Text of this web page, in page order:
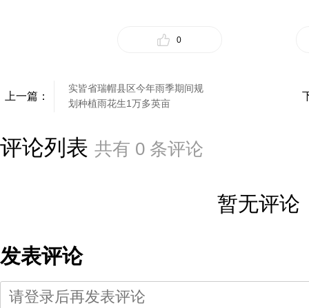
0
上一篇：
实皆省瑞帽县区今年雨季期间规
划种植雨花生1万多英亩
评论列表 共有 0 条评论
暂无评论
发表评论